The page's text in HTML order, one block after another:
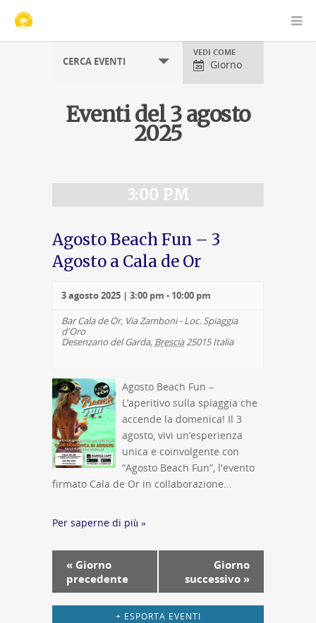
CERCA EVENTI Visualizzazioni
evento
VEDI COME
Giorno
Eventi del 3 agosto
2025
3:00 PM
Agosto Beach Fun – 3
Agosto a Cala de Or
3 agosto 2025 | 3:00 pm - 10:00 pm
Bar Cala de Or, Via Zamboni - Loc. Spiaggia
d'Oro
Desenzano del Garda, Brescia25015 Italia
Agosto Beach Fun –
L’aperitivo sulla spiaggia che
accende la domenica! Il 3
agosto, vivi un’esperienza
unica e coinvolgente con
“Agosto Beach Fun”, l'evento
firmato Cala de Or in collaborazione...
Per saperne di più »
Navigazione
per
giorno
« Giorno
precedente
Giorno
successivo »
+ ESPORTA EVENTI